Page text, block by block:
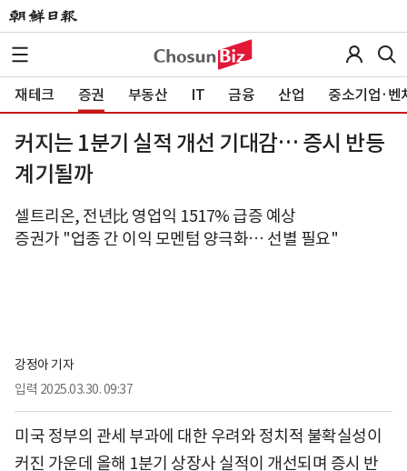
재테크 증권 부동산 IT 금융 산업 중소기업·벤
커지는 1분기 실적 개선 기대감… 증시 반등
계기될까
셀트리온, 전년比 영업익 1517% 급증 예상
증권가 "업종 간 이익 모멘텀 양극화… 선별 필요"
강정아 기자
입력 2025.03.30. 09:37
미국 정부의 관세 부과에 대한 우려와 정치적 불확실성이
커진 가운데 올해 1분기 상장사 실적이 개선되며 증시 반